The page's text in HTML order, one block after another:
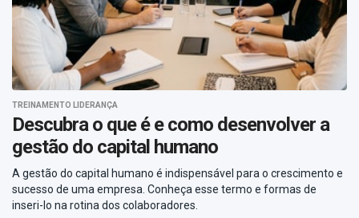
TREINAMENTO LIDERANÇA
Descubra o que é e como desenvolver a
gestão do capital humano
A gestão do capital humano é indispensável para o crescimento e
sucesso de uma empresa. Conheça esse termo e formas de
inseri-lo na rotina dos colaboradores.